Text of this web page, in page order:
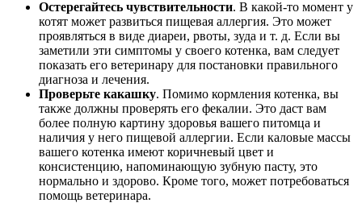
Остерегайтесь чувствительности. В какой-то момент у
котят может развиться пищевая аллергия. Это может
проявляться в виде диареи, рвоты, зуда и т. д. Если вы
заметили эти симптомы у своего котенка, вам следует
показать его ветеринару для постановки правильного
диагноза и лечения.
Проверьте какашку. Помимо кормления котенка, вы
также должны проверять его фекалии. Это даст вам
более полную картину здоровья вашего питомца и
наличия у него пищевой аллергии. Если каловые массы
вашего котенка имеют коричневый цвет и
консистенцию, напоминающую зубную пасту, это
нормально и здорово. Кроме того, может потребоваться
помощь ветеринара.